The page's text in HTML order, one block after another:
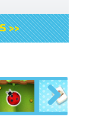
>>
Next